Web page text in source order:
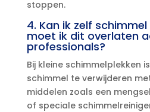
stoppen.​
4.​ Kan ik zelf
moet ik dit overlaten
professionals?
Bij kleine schimmelplekken
schimmel te verwijderen
middelen zoals een
of speciale